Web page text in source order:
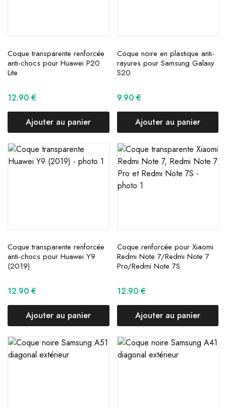
Coque transparente renforcée
anti-chocs pour Huawei P20
Lite
12.90 €
Ajouter au panier
Coque noire en plastique anti-
rayures pour Samsung Galaxy
S20
9.90 €
Ajouter au panier
Coque transparente renforcée
anti-chocs pour Huawei Y9
(2019)
12.90 €
Ajouter au panier
Coque renforcée pour Xiaomi
Redmi Note 7/Redmi Note 7
Pro/Redmi Note 7S
12.90 €
Ajouter au panier